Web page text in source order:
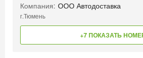
Компания: ООО Автодоставка
г.Тюмень
+7 ПОКАЗАТЬ